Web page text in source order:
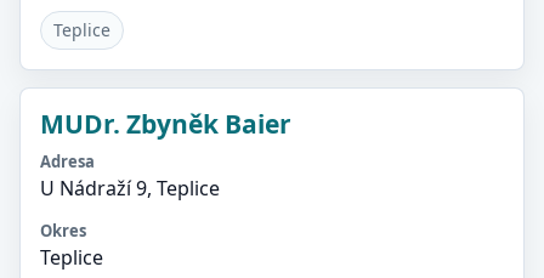
Teplice
MUDr. Zbyněk Baier
Adresa
U Nádraží 9, Teplice
Okres
Teplice